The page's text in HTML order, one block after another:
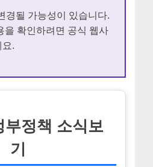
경될 가능성이 있습니다.
을 확인하려면 공식 웹사
요.
부정책 소식보
기